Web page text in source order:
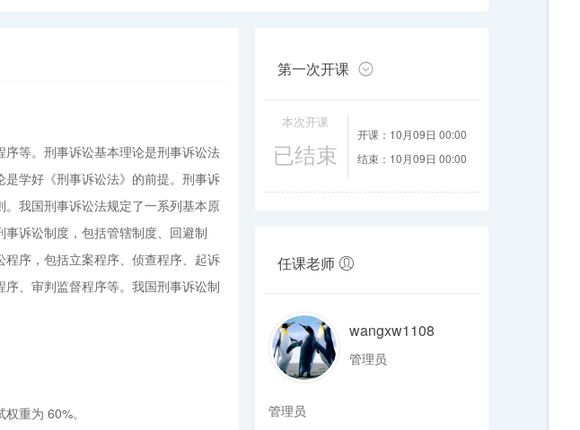
等。刑事诉讼基本理论是刑事诉讼法
学好《刑事诉讼法》的前提。刑事诉
我国刑事诉讼法规定了一系列基本原
诉讼制度，包括管辖制度、回避制
序，包括立案程序、侦查程序、起诉
、审判监督程序等。我国刑事诉讼制
重为 60%。
第一次开课
本次开课
已结束
开课：10月09日 00:00
结束：10月09日 00:00
任课老师
wangxw1108
管理员
管理员